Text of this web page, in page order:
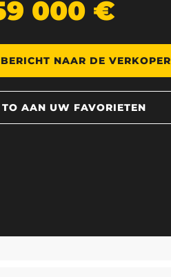
000 €
NAAR DE VERKOPER
AAN UW FAVORIETEN